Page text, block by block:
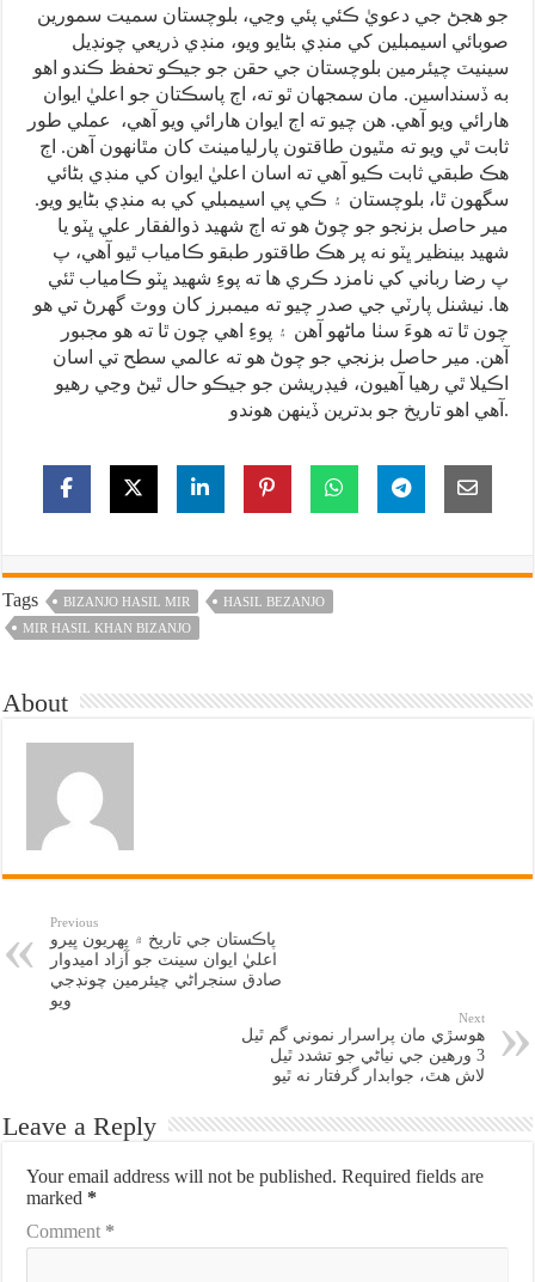
جو هجڻ جي دعويٰ ڪئي پئي وڃي، بلوچستان سميت سمورين
صوبائي اسيمبلين کي منڊي بڻايو ويو، منڊي ذريعي چونڊيل
سينيٽ چيئرمين بلوچستان جي حقن جو جيڪو تحفظ ڪندو اهو
به ڏسنداسين. مان سمجهان ٿو ته، اڄ پاسڪتان جو اعليٰ ايوان
هارائي ويو آهي. هن چيو ته اڄ ايوان هارائي ويو آهي، عملي طور
ثابت ٿي ويو ته مٿيون طاقتون پارليامينٽ کان مٿانهون آهن. اڄ
هڪ طبقي ثابت ڪيو آهي ته اسان اعليٰ ايوان کي منڊي بڻائي
سگهون ٿا، بلوچستان ۽ ڪي پي اسيمبلي کي به منڊي بڻايو ويو.
مير حاصل بزنجو جو چوڻ هو ته اڄ شهيد ذوالفقار علي ڀٽو يا
شهيد بينظير ڀٽو نه پر هڪ طاقتور طبقو ڪامياب ٿيو آهي، پ
پ رضا رباني کي نامزد ڪري ها ته پوءِ شهيد ڀٽو ڪامياب ٿئي
ها. نيشنل پارٽي جي صدر چيو ته ميمبرز کان ووٽ گهرڻ تي هو
چون ٿا ته هوءَ سٺا ماڻهو آهن ۽ پوءِ اهي چون ٿا ته هو مجبور
آهن. مير حاصل بزنجي جو چوڻ هو ته عالمي سطح تي اسان
اڪيلا ٿي رهيا آهيون، فيڊريشن جو جيڪو حال ٿيڻ وڃي رهيو
آهي اهو تاريخ جو بدترين ڏينهن هوندو.
Tags BIZANJO HASIL MIR
HASIL BEZANJO
MIR HASIL KHAN BIZANJO
About
Previous
پاڪستان جي تاريخ ۾ پهريون ڀيرو
اعليٰ ايوان سينٽ جو آزاد اميدوار
صادق سنجراڻي چيئرمين چونڊجي
ويو
Next
هوسڙي مان پراسرار نموني گم ٿيل
3 ورهين جي نياڻي جو تشدد ٿيل
لاش هٿ، جوابدار گرفتار نه ٿيو
Leave a Reply
Your email address will not be published. Required fields are
marked *
Comment *